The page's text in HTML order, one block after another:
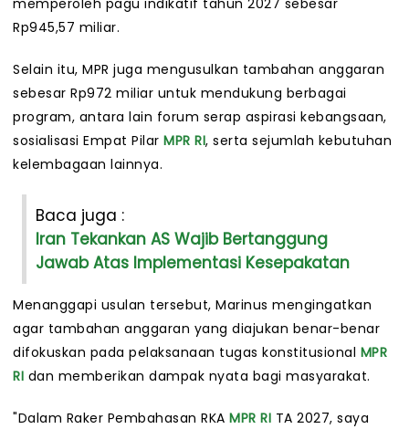
memperoleh pagu indikatif tahun 2027 sebesar
Rp945,57 miliar.
Selain itu, MPR juga mengusulkan tambahan anggaran
sebesar Rp972 miliar untuk mendukung berbagai
program, antara lain forum serap aspirasi kebangsaan,
sosialisasi Empat Pilar MPR RI, serta sejumlah kebutuhan
kelembagaan lainnya.
Baca juga :
Iran Tekankan AS Wajib Bertanggung
Jawab Atas Implementasi Kesepakatan
Menanggapi usulan tersebut, Marinus mengingatkan
agar tambahan anggaran yang diajukan benar-benar
difokuskan pada pelaksanaan tugas konstitusional MPR
RI dan memberikan dampak nyata bagi masyarakat.
"Dalam Raker Pembahasan RKA MPR RI TA 2027, saya